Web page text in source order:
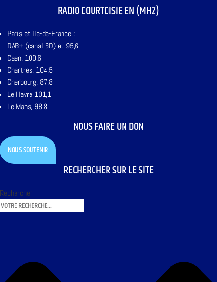
RADIO COURTOISIE EN (MHZ)
Paris et Ile-de-France :
DAB+ (canal 6D) et 95,6
Caen, 100,6
Chartres, 104,5
Cherbourg, 87,8
Le Havre 101,1
Le Mans, 98,8
NOUS FAIRE UN DON
NOUS SOUTENIR
RECHERCHER SUR LE SITE
Rechercher